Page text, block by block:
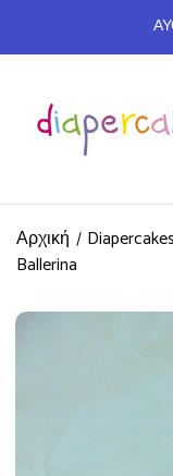
Αρχική
Ballerina